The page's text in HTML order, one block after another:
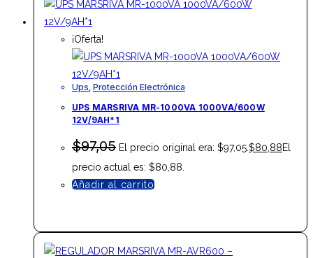
¡Oferta!
Ups, Protección Electrónica
UPS MARSRIVA MR-1000VA 1000VA/600W
12V/9AH*1
$97,05 El precio original era: $97,05.$80,88El
precio actual es: $80,88.
Añadir al carrito